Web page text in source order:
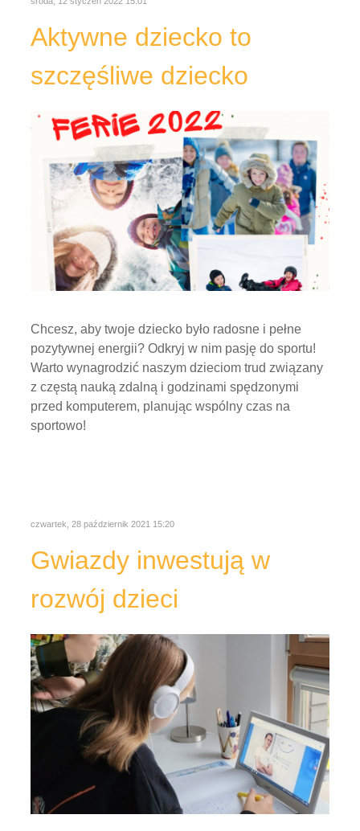
Aktywne dziecko to
szczęśliwe dziecko
Chcesz, aby twoje dziecko było radosne i pełne
pozytywnej energii? Odkryj w nim pasję do sportu!
Warto wynagrodzić naszym dzieciom trud związany
z częstą nauką zdalną i godzinami spędzonymi
przed komputerem, planując wspólny czas na
sportowo!
czwartek, 28 październik 2021 15:20
Gwiazdy inwestują w
rozwój dzieci